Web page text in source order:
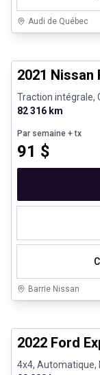
Audi de Québec
Véhicules
2021 Nissan
Traction intégrale,
82 316 km
Par semaine + tx
91 $
Barrie Nissan
2022 Ford
4x4, Automatique,